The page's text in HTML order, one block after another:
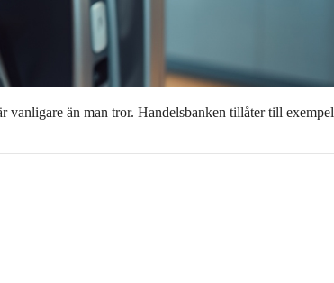
än man tror. Handelsbanken tillåter till